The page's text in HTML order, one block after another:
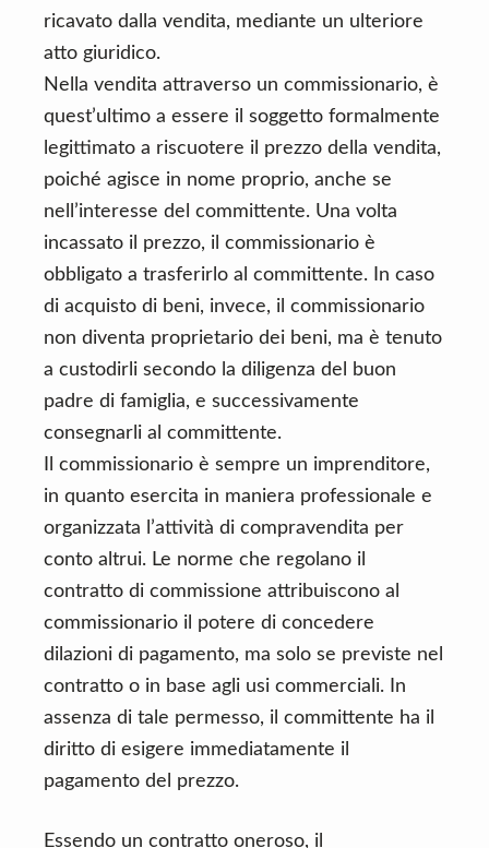
ricavato dalla vendita, mediante un ulteriore
atto giuridico.
Nella vendita attraverso un commissionario, è
quest’ultimo a essere il soggetto formalmente
legittimato a riscuotere il prezzo della vendita,
poiché agisce in nome proprio, anche se
nell’interesse del committente. Una volta
incassato il prezzo, il commissionario è
obbligato a trasferirlo al committente. In caso
di acquisto di beni, invece, il commissionario
non diventa proprietario dei beni, ma è tenuto
a custodirli secondo la diligenza del buon
padre di famiglia, e successivamente
consegnarli al committente.
Il commissionario è sempre un imprenditore,
in quanto esercita in maniera professionale e
organizzata l’attività di compravendita per
conto altrui. Le norme che regolano il
contratto di commissione attribuiscono al
commissionario il potere di concedere
dilazioni di pagamento, ma solo se previste nel
contratto o in base agli usi commerciali. In
assenza di tale permesso, il committente ha il
diritto di esigere immediatamente il
pagamento del prezzo.
Essendo un contratto oneroso, il